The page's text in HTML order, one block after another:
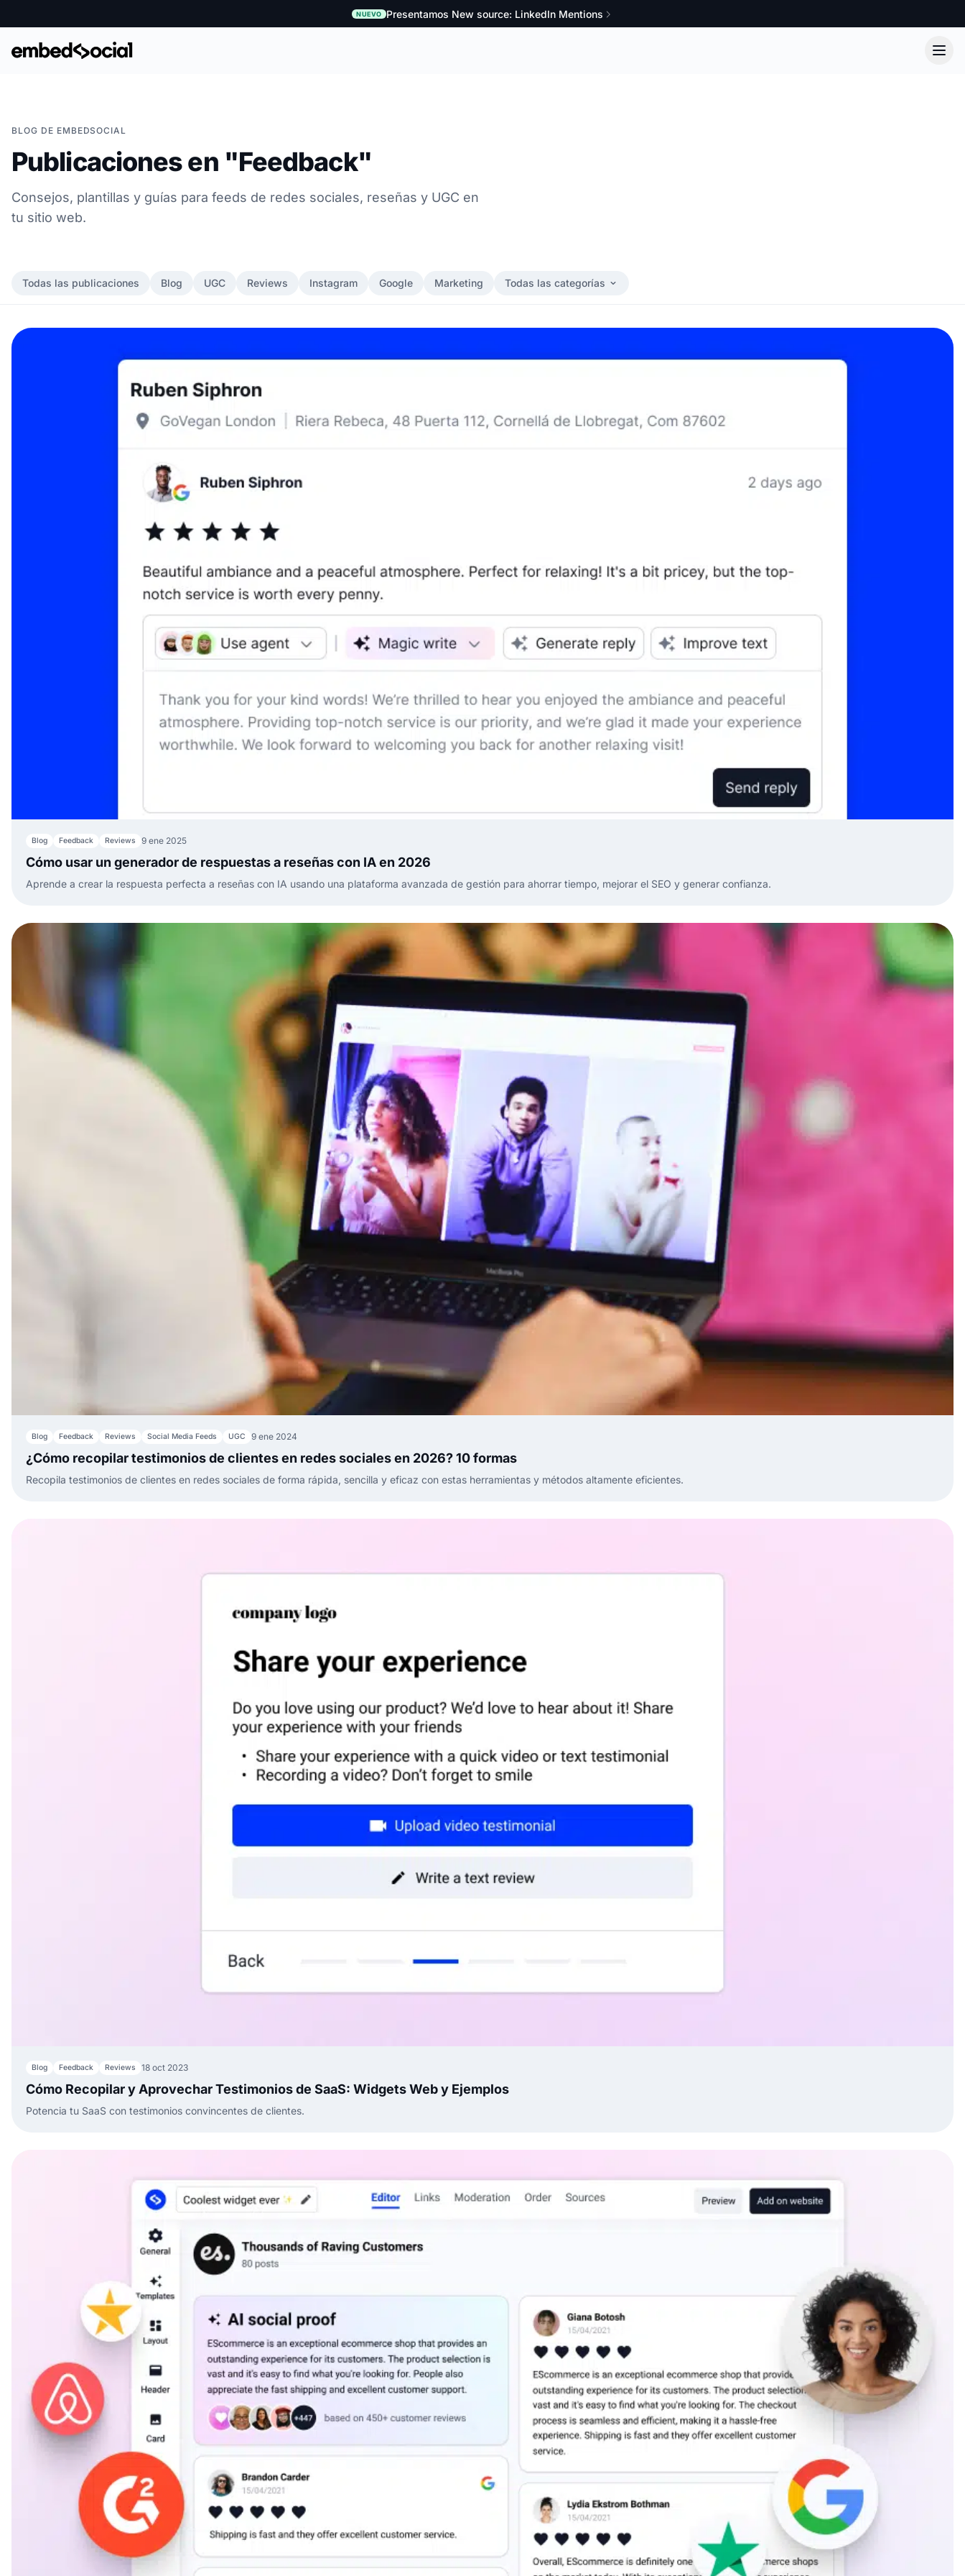
NUEVO Presentamos New source: LinkedIn Mentions
BLOG DE EMBEDSOCIAL
Publicaciones en "Feedback"
Consejos, plantillas y guías para feeds de redes sociales, reseñas y UGC en
tu sitio web.
Todas las publicaciones Blog UGC Reviews Instagram Google Marketing Todas las categorías
Blog Feedback Reviews 9 ene 2025
Cómo usar un generador de respuestas a reseñas con IA en 2026
Aprende a crear la respuesta perfecta a reseñas con IA usando una plataforma avanzada de gestión para ahorrar tiempo, mejorar el SEO y generar confianza.
Blog Feedback Reviews Social Media Feeds UGC 9 ene 2024
¿Cómo recopilar testimonios de clientes en redes sociales en 2026? 10 formas
Recopila testimonios de clientes en redes sociales de forma rápida, sencilla y eficaz con estas herramientas y métodos altamente eficientes.
Blog Feedback Reviews 18 oct 2023
Cómo Recopilar y Aprovechar Testimonios de SaaS: Widgets Web y Ejemplos
Potencia tu SaaS con testimonios convincentes de clientes.